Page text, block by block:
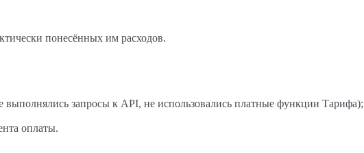
понесённых им расходов.
запросы к API, не использовались платные функции Тарифа);
оплаты.